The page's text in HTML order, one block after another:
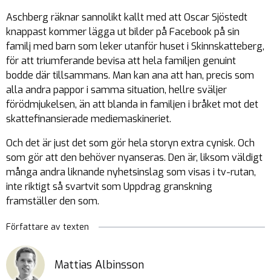
Aschberg räknar sannolikt kallt med att Oscar Sjöstedt
knappast kommer lägga ut bilder på Facebook på sin
familj med barn som leker utanför huset i Skinnskatteberg,
för att triumferande bevisa att hela familjen genuint
bodde där tillsammans. Man kan ana att han, precis som
alla andra pappor i samma situation, hellre sväljer
förödmjukelsen, än att blanda in familjen i bråket mot det
skattefinansierade mediemaskineriet.
Och det är just det som gör hela storyn extra cynisk. Och
som gör att den behöver nyanseras. Den är, liksom väldigt
många andra liknande nyhetsinslag som visas i tv-rutan,
inte riktigt så svartvit som Uppdrag granskning
framställer den som.
Författare av texten
Mattias Albinsson